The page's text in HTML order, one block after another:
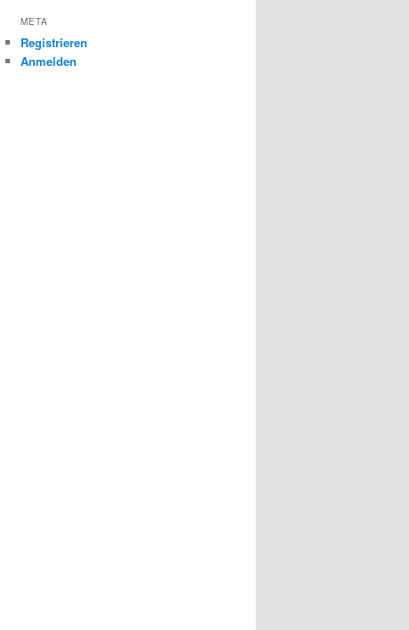
META
Registrieren
Anmelden